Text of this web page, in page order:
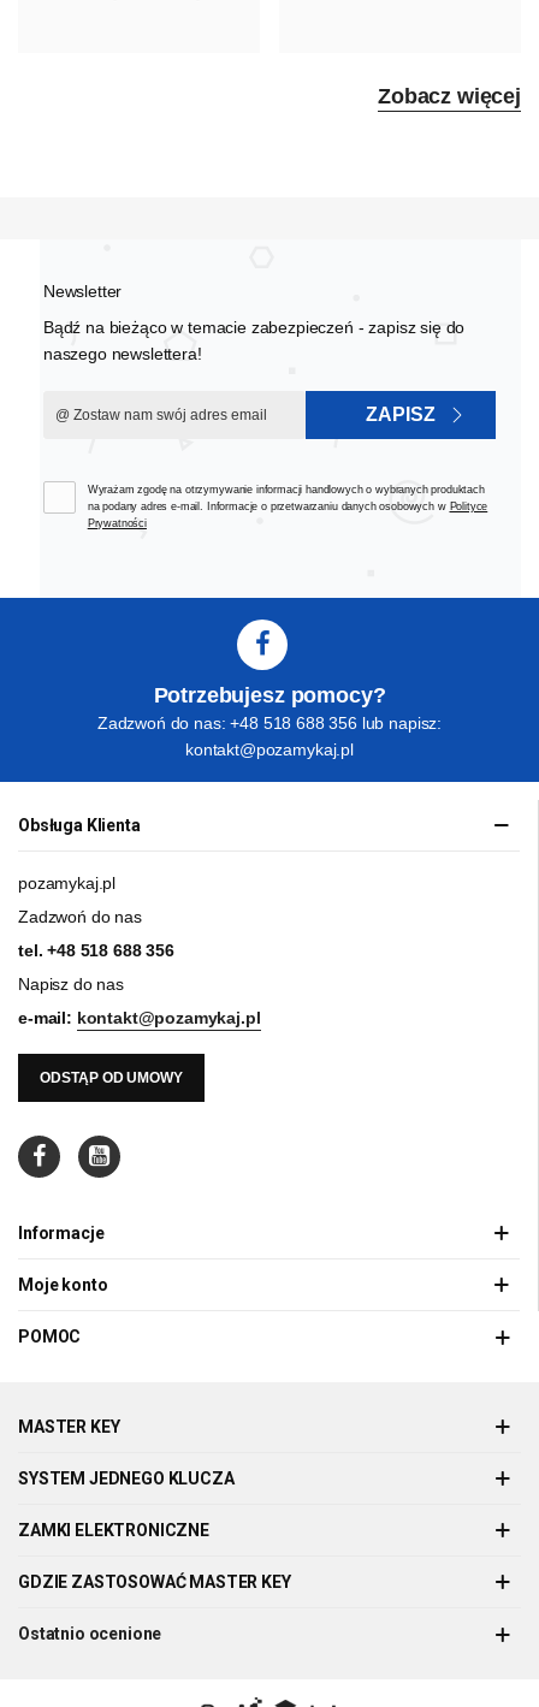
Zobacz więcej
Newsletter
Bądź na bieżąco w temacie zabezpieczeń - zapisz się do
naszego newslettera!
ZAPISZ
Wyrażam zgodę na otrzymywanie informacji handlowych o wybranych produktach
na podany adres e-mail. Informacje o przetwarzaniu danych osobowych w Polityce
Prywatności
Potrzebujesz pomocy?
Zadzwoń do nas: +48 518 688 356 lub napisz:
kontakt@pozamykaj.pl
Obsługa Klienta
pozamykaj.pl
Zadzwoń do nas
tel.+48 518 688 356
Napisz do nas
e-mail: kontakt@pozamykaj.pl
ODSTĄP OD UMOWY
Informacje
Moje konto
POMOC
MASTER KEY
SYSTEM JEDNEGO KLUCZA
ZAMKI ELEKTRONICZNE
GDZIE ZASTOSOWAĆ MASTER KEY
Ostatnio ocenione